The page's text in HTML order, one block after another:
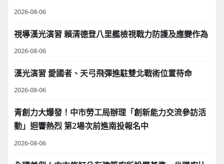
2026-08-06
視導漢光演習 賴清德登八里艦檢視戰力防護及應變作為
2026-08-06
漢光演習 愛國者、天弓飛彈進駐雙北戰術位置待命
2026-08-06
青創力大爆發！中市勞工局辦理「創新能力交流參訪活
動」迴響熱烈 第2場次前進南投報名中
2026-08-06